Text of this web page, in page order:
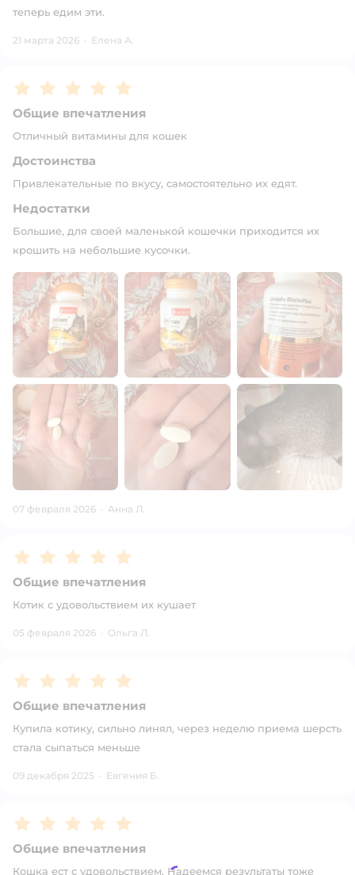
теперь едим эти.
21 марта 2026 · Елена А.
Рейтинг:5
Общие впечатления
Отличный витамины для кошек
Достоинства
Привлекательные по вкусу, самостоятельно их едят.
Недостатки
Большие, для своей маленькой кошечки приходится их
крошить на небольшие кусочки.
07 февраля 2026 · Анна Л.
Рейтинг:5
Общие впечатления
Котик с удовольствием их кушает
05 февраля 2026 · Ольга Л.
Рейтинг:5
Общие впечатления
Купила котику, сильно линял, через неделю приема шерсть
стала сыпаться меньше
09 декабря 2025 · Евгения Б.
Рейтинг:5
Общие впечатления
Кошка ест с удовольствием. Надеемся результаты тоже